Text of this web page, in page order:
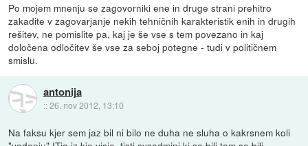
Po mojem mnenju se zagovorniki ene in druge strani prehitro
zakadite v zagovarjanje nekih tehničnih karakteristik enih in drugih
rešitev, ne pomislite pa, kaj je še vse s tem povezano in kaj
določena odločitev še vse za seboj potegne - tudi v političnem
smislu.
antonija
::26. nov 2012, 13:10
Na faksu kjer sem jaz bil ni bilo ne duha ne sluha o kakrsnem koli